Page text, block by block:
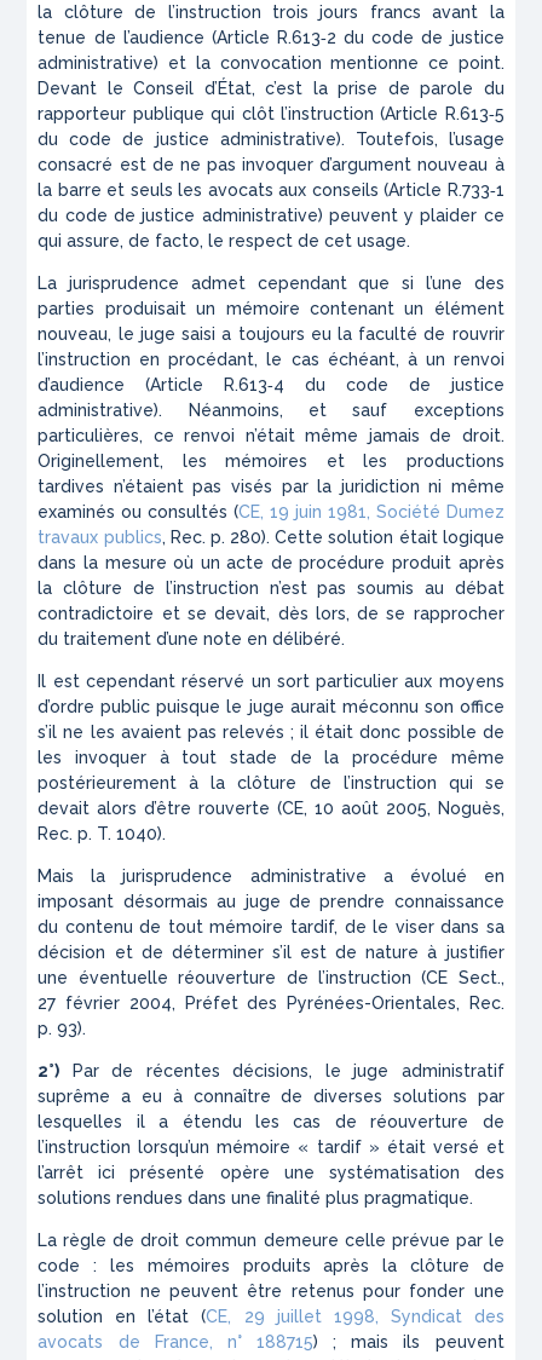
la clôture de l’instruction trois jours francs avant la
tenue de l’audience (Article R.613‑2 du code de justice
administrative) et la convocation mentionne ce point.
Devant le Conseil d’État, c’est la prise de parole du
rapporteur publique qui clôt l’instruction (Article R.613‑5
du code de justice administrative). Toutefois, l’usage
consacré est de ne pas invoquer d’argument nouveau à
la barre et seuls les avocats aux conseils (Article R.733‑1
du code de justice administrative) peuvent y plaider ce
qui assure,de facto, le respect de cet usage.
La jurisprudence admet cependant que si l’une des
parties produisait un mémoire contenant un élément
nouveau, le juge saisi a toujours eu la faculté de rouvrir
l’instruction en procédant, le cas échéant, à un renvoi
d’audience (Article R.613‑4 du code de justice
administrative). Néanmoins, et sauf exceptions
particulières, ce renvoi n’était même jamais de droit.
Originellement, les mémoires et les productions
tardives n’étaient pas visés par la juridiction ni même
examinés ou consultés (CE, 19 juin 1981, Société Dumez
travaux publics, Rec. p. 280). Cette solution était logique
dans la mesure où un acte de procédure produit après
la clôture de l’instruction n’est pas soumis au débat
contradictoire et se devait, dès lors, de se rapprocher
du traitement d’une note en délibéré.
Il est cependant réservé un sort particulier aux moyens
d’ordre public puisque le juge aurait méconnu son office
s’il ne les avaient pas relevés ; il était donc possible de
les invoquer à tout stade de la procédure même
postérieurement à la clôture de l’instruction qui se
devait alors d’être rouverte (CE, 10 août 2005, Noguès,
Rec. p. T. 1040).
Mais la jurisprudence administrative a évolué en
imposant désormais au juge de prendre connaissance
du contenu de tout mémoire tardif, de le viser dans sa
décision et de déterminer s’il est de nature à justifier
une éventuelle réouverture de l’instruction (CE Sect.,
27 février 2004, Préfet des Pyrénées-Orientales, Rec.
p. 93).
2°) Par de récentes décisions, le juge administratif
suprême a eu à connaître de diverses solutions par
lesquelles il a étendu les cas de réouverture de
l’instruction lorsqu’un mémoire « tardif » était versé et
l’arrêt ici présenté opère une systématisation des
solutions rendues dans une finalité plus pragmatique.
La règle de droit commun demeure celle prévue par le
code : les mémoires produits après la clôture de
l’instruction ne peuvent être retenus pour fonder une
solution en l’état (CE, 29 juillet 1998, Syndicat des
avocats de France , n° 188715) ; mais ils peuvent